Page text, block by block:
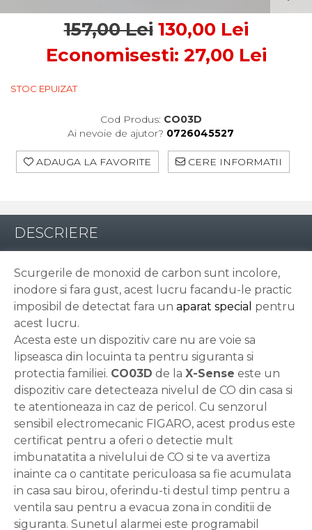
Automatizari porti culisante
Accesorii pentru automatizari porti
culisante
Accesorii pentru automatizari porti
Automatizari usi de garaj
Statii De Incarcare Mașini
Electrice
157,00 Lei 130,00 Lei
Economisesti: 27,00 Lei
STOC EPUIZAT
Cod Produs: CO03D
Ai nevoie de ajutor? 0726045527
ADAUGA LA FAVORITE CERE INFORMATII
DESCRIERE
Scurgerile de monoxid de carbon sunt incolore,
inodore si fara gust, acest lucru facandu-le practic
imposibil de detectat fara un aparat special pentru
acest lucru.
Acesta este un dispozitiv care nu are voie sa
lipseasca din locuinta ta pentru siguranta si
protectia familiei. CO03D de la X-Sense este un
dispozitiv care detecteaza nivelul de CO din casa si
te atentioneaza in caz de pericol. Cu senzorul
sensibil electromecanic FIGARO, acest produs este
certificat pentru a oferi o detectie mult
imbunatatita a nivelului de CO si te va avertiza
inainte ca o cantitate periculoasa sa fie acumulata
in casa sau birou, oferindu-ti destul timp pentru a
ventila sau pentru a evacua zona in conditii de
siguranta. Sunetul alarmei este programabil